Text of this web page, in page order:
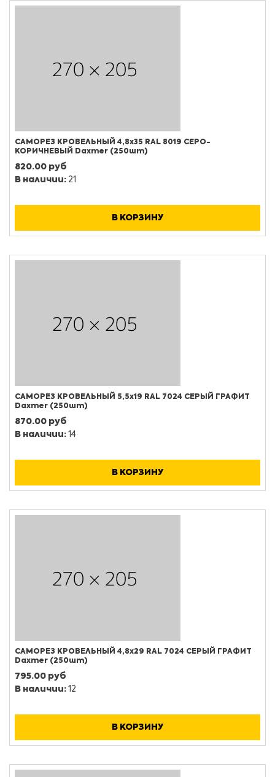
САМОРЕЗ КРОВЕЛЬНЫЙ 4,8х35 RAL 8019 СЕРО-
КОРИЧНЕВЫЙ Daxmer (250шт)
820.00 руб
В наличии: 21
В КОРЗИНУ
САМОРЕЗ КРОВЕЛЬНЫЙ 5,5х19 RAL 7024 СЕРЫЙ ГРАФИТ
Daxmer (250шт)
870.00 руб
В наличии: 14
В КОРЗИНУ
САМОРЕЗ КРОВЕЛЬНЫЙ 4,8х29 RAL 7024 СЕРЫЙ ГРАФИТ
Daxmer (250шт)
795.00 руб
В наличии: 12
В КОРЗИНУ